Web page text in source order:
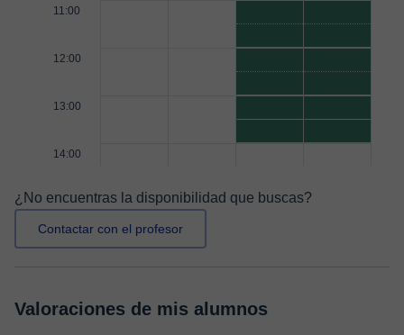
11:00
12:00
13:00
14:00
¿No encuentras la disponibilidad que buscas?
Contactar con el profesor
Valoraciones de mis alumnos